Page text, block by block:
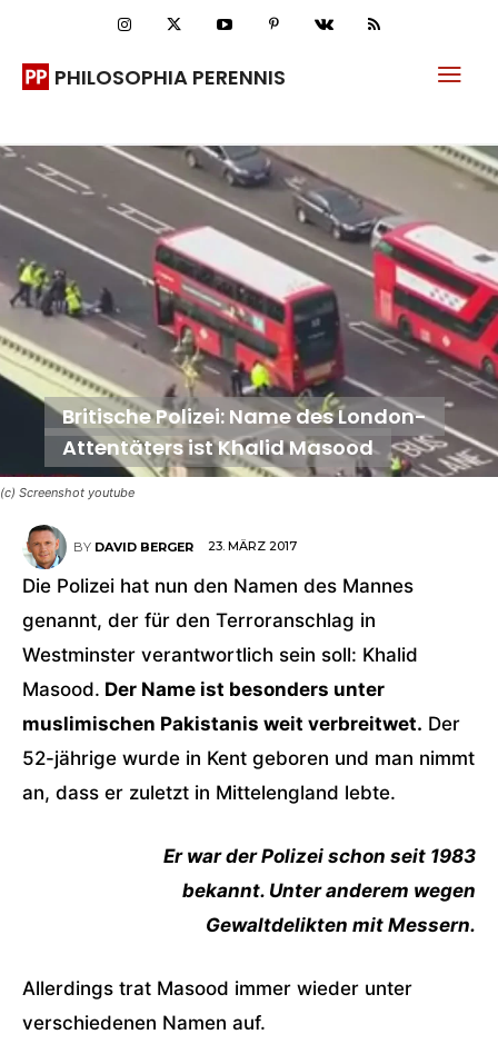
PHILOSOPHIA PERENNIS
(c) Screenshot youtube
Britische Polizei: Name des London-
Attentäters ist Khalid Masood
BY DAVID BERGER 23. MÄRZ 2017
Die Polizei hat nun den Namen des Mannes
genannt, der für den Terroranschlag in
Westminster verantwortlich sein soll: Khalid
Masood. Der Name ist besonders unter
muslimischen Pakistanis weit verbreitwet. Der
52-jährige wurde in Kent geboren und man nimmt
an, dass er zuletzt in Mittelengland lebte.
Er war der Polizei schon seit 1983
bekannt. Unter anderem wegen
Gewaltdelikten mit Messern.
Allerdings trat Masood immer wieder unter
verschiedenen Namen auf.